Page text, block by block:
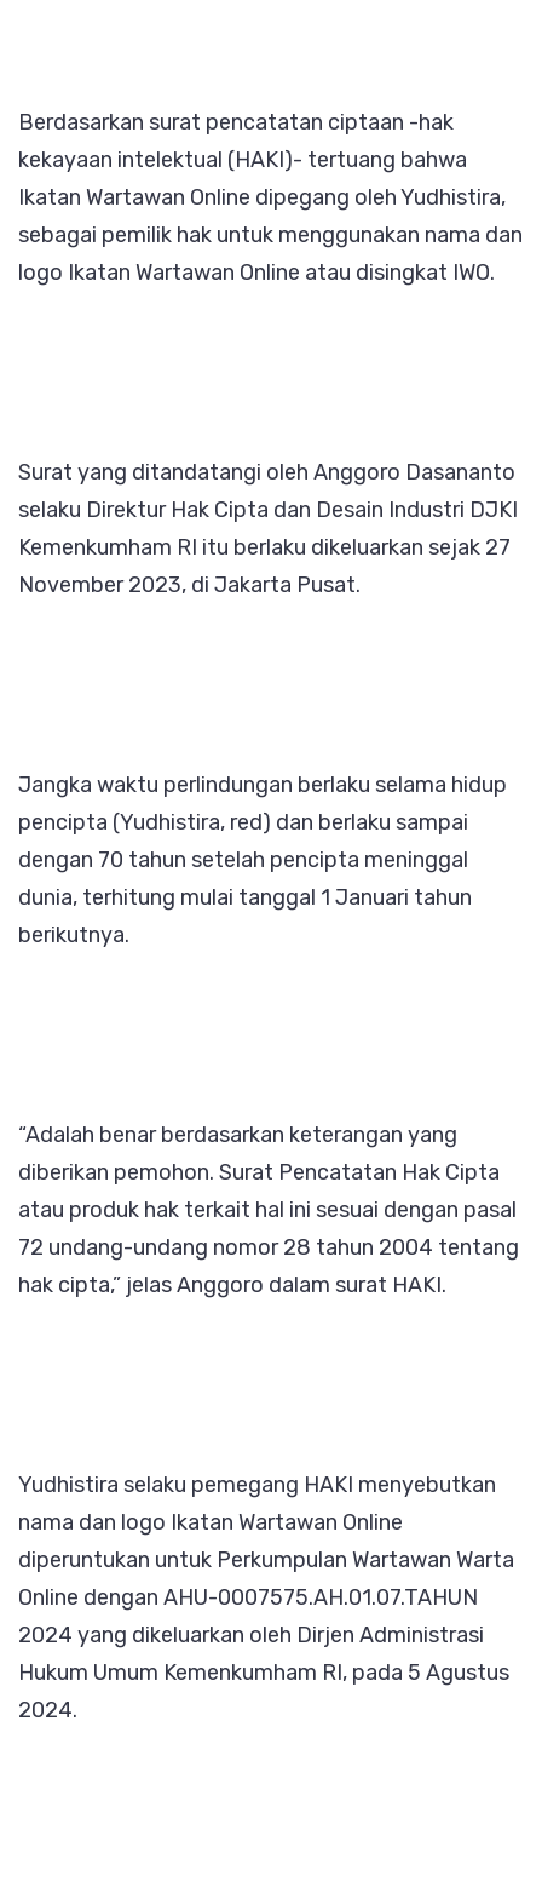
Berdasarkan surat pencatatan ciptaan -hak
kekayaan intelektual (HAKI)- tertuang bahwa
Ikatan Wartawan Online dipegang oleh Yudhistira,
sebagai pemilik hak untuk menggunakan nama dan
logo Ikatan Wartawan Online atau disingkat IWO.
Surat yang ditandatangi oleh Anggoro Dasananto
selaku Direktur Hak Cipta dan Desain Industri DJKI
Kemenkumham RI itu berlaku dikeluarkan sejak 27
November 2023, di Jakarta Pusat.
Jangka waktu perlindungan berlaku selama hidup
pencipta (Yudhistira, red) dan berlaku sampai
dengan 70 tahun setelah pencipta meninggal
dunia, terhitung mulai tanggal 1 Januari tahun
berikutnya.
“Adalah benar berdasarkan keterangan yang
diberikan pemohon. Surat Pencatatan Hak Cipta
atau produk hak terkait hal ini sesuai dengan pasal
72 undang-undang nomor 28 tahun 2004 tentang
hak cipta,” jelas Anggoro dalam surat HAKI.
Yudhistira selaku pemegang HAKI menyebutkan
nama dan logo Ikatan Wartawan Online
diperuntukan untuk Perkumpulan Wartawan Warta
Online dengan AHU-0007575.AH.01.07.TAHUN
2024 yang dikeluarkan oleh Dirjen Administrasi
Hukum Umum Kemenkumham RI, pada 5 Agustus
2024.